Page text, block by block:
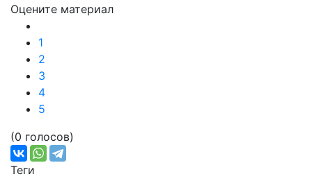
Оцените материал
1
2
3
4
5
(0 голосов)
Теги